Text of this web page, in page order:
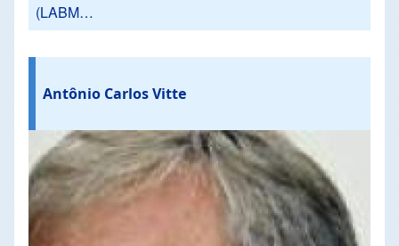
(LABM…
Antônio Carlos Vitte